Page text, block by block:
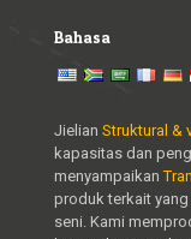
Bahasa
Jielian Struktural &
kapasitas dan
menyampaikan
produk terkait
seni. Kami